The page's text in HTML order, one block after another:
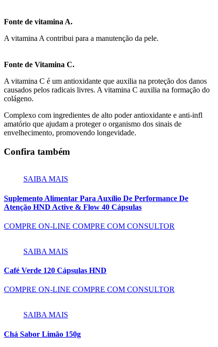
Fonte de vitamina A.
A vitamina A contribui para a manutenção da pele.
Fonte de Vitamina C.
A vitamina C é um antioxidante que auxilia na proteção dos danos
causados pelos radicais livres. A vitamina C auxilia na formação do
colágeno.
Complexo com ingredientes de alto poder antioxidante e anti-infl
amatório que ajudam a proteger o organismo dos sinais de
envelhecimento, promovendo longevidade.
Confira também
SAIBA MAIS
Suplemento Alimentar Para Auxílio De Performance De
Atenção HND Active & Flow 40 Cápsulas
COMPRE ON-LINE COMPRE COM CONSULTOR
SAIBA MAIS
Café Verde 120 Cápsulas HND
COMPRE ON-LINE COMPRE COM CONSULTOR
SAIBA MAIS
Chá Sabor Limão 150g